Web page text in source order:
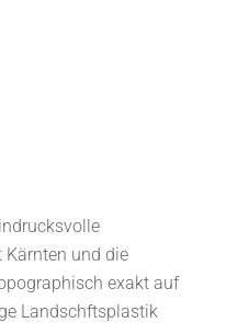
und die
exakt auf
Landschftsplastik